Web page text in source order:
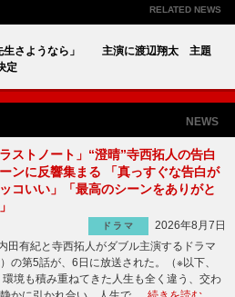
RELATED NEWS
生さようなら」 主演に渡辺翔太 主題
定
NEWS
ラストノート」“澄晴”寺西拓人の告白
ンに反響集まる 「真っすぐな告白が
コいい」「最高のシーンをありがと
ドラマ
2026年8月7日
田有紀と寺西拓人がダブル主演するドラマ
の第5話が、6日に放送された。（※以下、
境も積み重ねてきた人生も全く違う、交わ